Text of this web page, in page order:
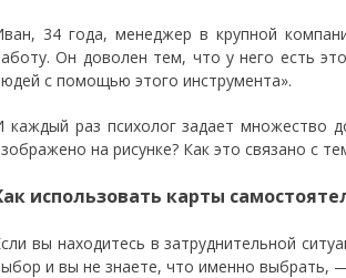
34 года, менеджер в крупной
Он доволен тем, что у него есть
с помощью этого инструмента».
каждый раз психолог задает множество
на рисунке? Как это связано с
использовать карты
вы находитесь в затруднительной
и вы не знаете, что именно выбрать,